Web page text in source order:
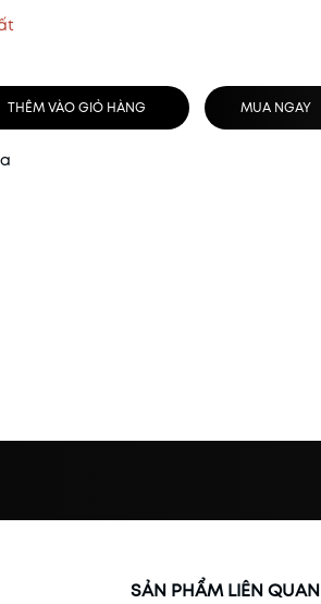
THÊM VÀO GIỎ HÀNG MUA NGAY
SẢN PHẨM LIÊN QUAN